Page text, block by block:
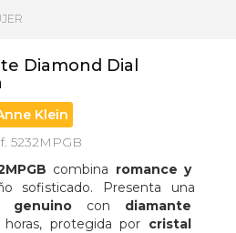
Diamond Dial
Klein
5232MPGB
combina romance y
sofisticado. Presenta una
genuino con diamante
horas, protegida por cristal